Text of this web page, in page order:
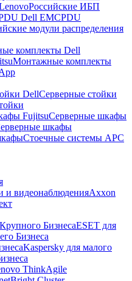
Российские ИБП
Dell EMCPDU
модули распределения
комплекты Dell
Монтажные комплекты
DellСерверные стойки
FujitsuСерверные шкафы
шкафы
Стоечные системы APC
и видеонаблюденияAxxon
БизнесаESET для
Бизнеса
Kaspersky для малого
ThinkAgile